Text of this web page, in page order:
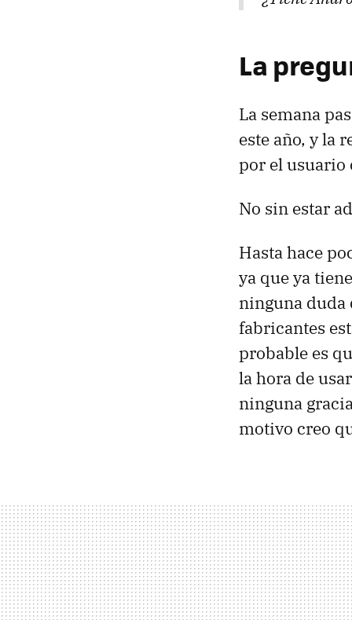
La
La semana
este año, y la
por el usuario
No sin estar
Hasta hace
ya que ya
ninguna duda
fabricantes
probable es
la hora de
ninguna
motivo creo